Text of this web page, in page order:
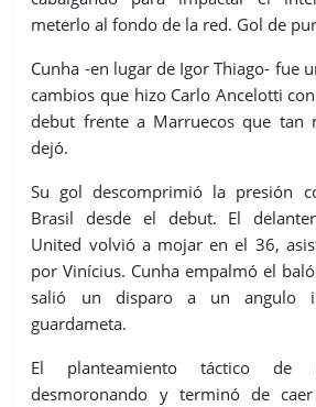
meterlo al fondo de la red. Gol de
Cunha -en lugar de Igor Thiago- fue
cambios que hizo Carlo Ancelotti
debut frente a Marruecos que tan
dejó.
Su gol descomprimió la presión
Brasil desde el debut. El
United volvió a mojar en el 36,
por Vinícius. Cunha empalmó el
salió un disparo a un angulo
guardameta.
El planteamiento táctico de
desmoronando y terminó de